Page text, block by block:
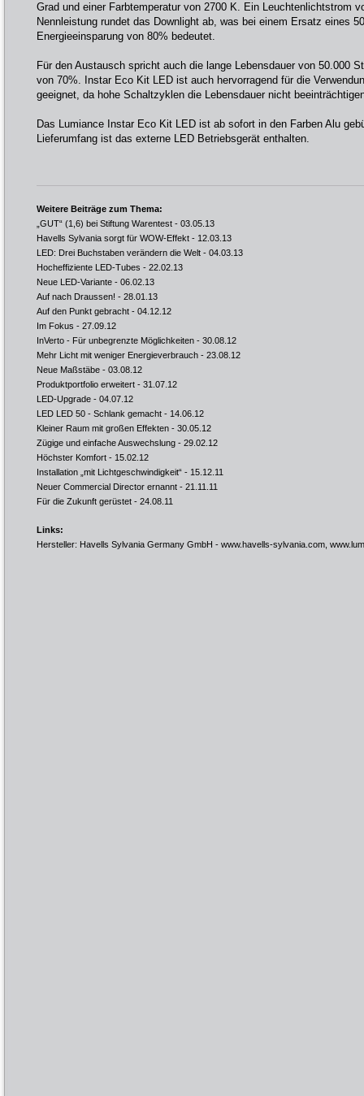
Grad und einer Farbtemperatur von 2700 K. Ein Leuchtenlichtstrom
Nennleistung rundet das Downlight ab, was bei einem Ersatz eines
Energieeinsparung von 80% bedeutet.
Für den Austausch spricht auch die lange Lebensdauer von 50.000
von 70%. Instar Eco Kit LED ist auch hervorragend für die
geeignet, da hohe Schaltzyklen die Lebensdauer nicht
Das Lumiance Instar Eco Kit LED ist ab sofort in den Farben Alu
Lieferumfang ist das externe LED Betriebsgerät enthalten.
Weitere Beiträge zum Thema:
„GUT“ (1,6) bei Stiftung Warentest - 03.05.13
Havells Sylvania sorgt für WOW-Effekt - 12.03.13
LED: Drei Buchstaben verändern die Welt - 04.03.13
Hocheffiziente LED-Tubes - 22.02.13
Neue LED-Variante - 06.02.13
Auf nach Draussen! - 28.01.13
Auf den Punkt gebracht - 04.12.12
Im Fokus - 27.09.12
InVerto - Für unbegrenzte Möglichkeiten - 30.08.12
Mehr Licht mit weniger Energieverbrauch - 23.08.12
Neue Maßstäbe - 03.08.12
Produktportfolio erweitert - 31.07.12
LED-Upgrade - 04.07.12
LED LED 50 - Schlank gemacht - 14.06.12
Kleiner Raum mit großen Effekten - 30.05.12
Zügige und einfache Auswechslung - 29.02.12
Höchster Komfort - 15.02.12
Installation „mit Lichtgeschwindigkeit“ - 15.12.11
Neuer Commercial Director ernannt - 21.11.11
Für die Zukunft gerüstet - 24.08.11
Links:
Hersteller: Havells Sylvania Germany GmbH - www.havells-sylvania.com